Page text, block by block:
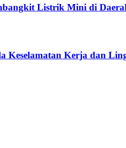
Listrik Mini di
Keselamatan Kerja dan